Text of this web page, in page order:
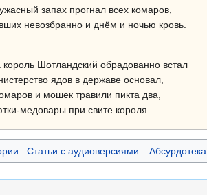
запах прогнал всех комаров,
невозбранно и днём и ночью кровь.
король Шотландский обрадованно встал
ядов в державе основал,
и мошек травили пикта два,
медовары при свите короля.
: Статьи с аудиоверсиями Абсурдотека